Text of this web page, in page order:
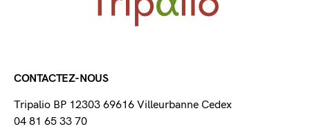
CONTACTEZ-NOUS
Tripalio BP 12303 69616 Villeurbanne Cedex
04 81 65 33 70